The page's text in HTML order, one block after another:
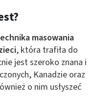
masowania
, która trafiła do
jest szeroko znana i
Kanadzie oraz
o nim usłyszeć